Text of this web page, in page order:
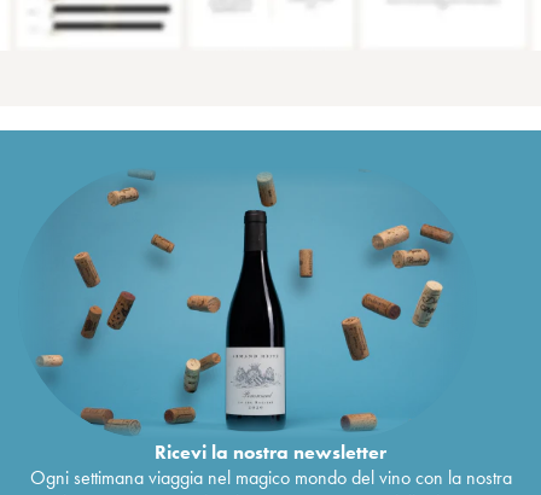
Ricevi la nostra newsletter
Ogni settimana viaggia nel magico mondo del vino con la nostra